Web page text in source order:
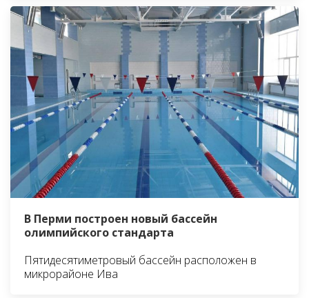
В Перми построен новый бассейн
олимпийского стандарта
Пятидесятиметровый бассейн расположен в
микрорайоне Ива